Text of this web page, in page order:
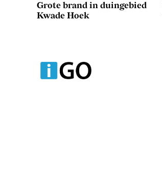
Grote brand in duingebied
Kwade Hoek